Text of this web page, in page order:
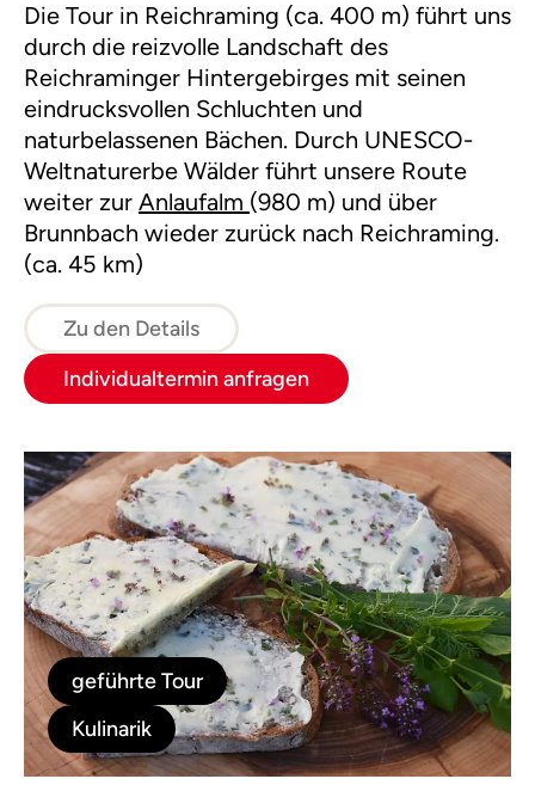
Die Tour in Reichraming (ca. 400 m) führt uns
durch die reizvolle Landschaft des
Reichraminger Hintergebirges mit seinen
eindrucksvollen Schluchten und
naturbelassenen Bächen. Durch UNESCO-
Weltnaturerbe Wälder führt unsere Route
weiter zur Anlaufalm (980 m) und über
Brunnbach wieder zurück nach Reichraming.
(ca. 45 km)
Zu den Details
Individualtermin anfragen
geführte Tour
Kulinarik